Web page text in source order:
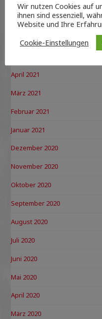
Juli 2021
April 2021
März 2021
Februar 2021
Januar 2021
Dezember 2020
November 2020
Oktober 2020
September 2020
August 2020
Juli 2020
Juni 2020
Mai 2020
April 2020
März 2020
Wir nutzen Cookies auf
ihnen sind essenziell,
Website und Ihre
Cookie-Einstellungen